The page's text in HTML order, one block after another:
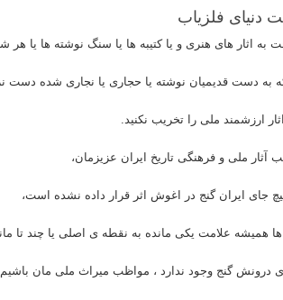
دنیای فلزیاب
به اثار های هنری و یا کتیبه ها یا سنگ نوشته ها یا هر
به دست قدیمیان نوشته یا حجاری یا نجاری شده دست
ارزشمند ملی را تخریب نکنید.
ها همیشه علامت یکی مانده به نقطه ی اصلی یا چند تا
درونش گنج وجود ندارد ، مواظب میراث ملی مان باشیم